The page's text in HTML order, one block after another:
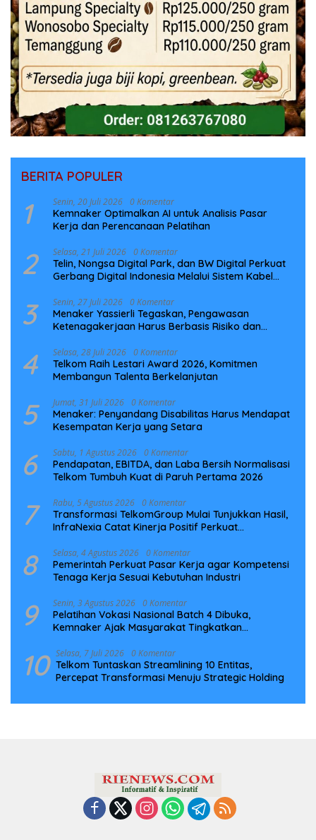
BERITA POPULER
1 Senin, 20 Juli 2026 0 Komentar
Kemnaker Optimalkan AI untuk Analisis Pasar
Kerja dan Perencanaan Pelatihan
2 Selasa, 21 Juli 2026 0 Komentar
Telin, Nongsa Digital Park, dan BW Digital Perkuat
Gerbang Digital Indonesia Melalui Sistem Kabel
3 Senin, 27 Juli 2026 0 Komentar
Menaker Yassierli Tegaskan, Pengawasan
Ketenagakerjaan Harus Berbasis Risiko dan
4 Selasa, 28 Juli 2026 0 Komentar
Telkom Raih Lestari Award 2026, Komitmen
Membangun Talenta Berkelanjutan
5 Jumat, 31 Juli 2026 0 Komentar
Menaker: Penyandang Disabilitas Harus Mendapat
Kesempatan Kerja yang Setara
6 Sabtu, 1 Agustus 2026 0 Komentar
Pendapatan, EBITDA, dan Laba Bersih Normalisasi
Telkom Tumbuh Kuat di Paruh Pertama 2026
7 Rabu, 5 Agustus 2026 0 Komentar
Transformasi TelkomGroup Mulai Tunjukkan Hasil,
InfraNexia Catat Kinerja Positif Perkuat
8 Selasa, 4 Agustus 2026 0 Komentar
Pemerintah Perkuat Pasar Kerja agar Kompetensi
Tenaga Kerja Sesuai Kebutuhan Industri
9 Senin, 3 Agustus 2026 0 Komentar
Pelatihan Vokasi Nasional Batch 4 Dibuka,
Kemnaker Ajak Masyarakat Tingkatkan
10 Selasa, 7 Juli 2026 0 Komentar
Telkom Tuntaskan Streamlining 10 Entitas,
Percepat Transformasi Menuju Strategic Holding